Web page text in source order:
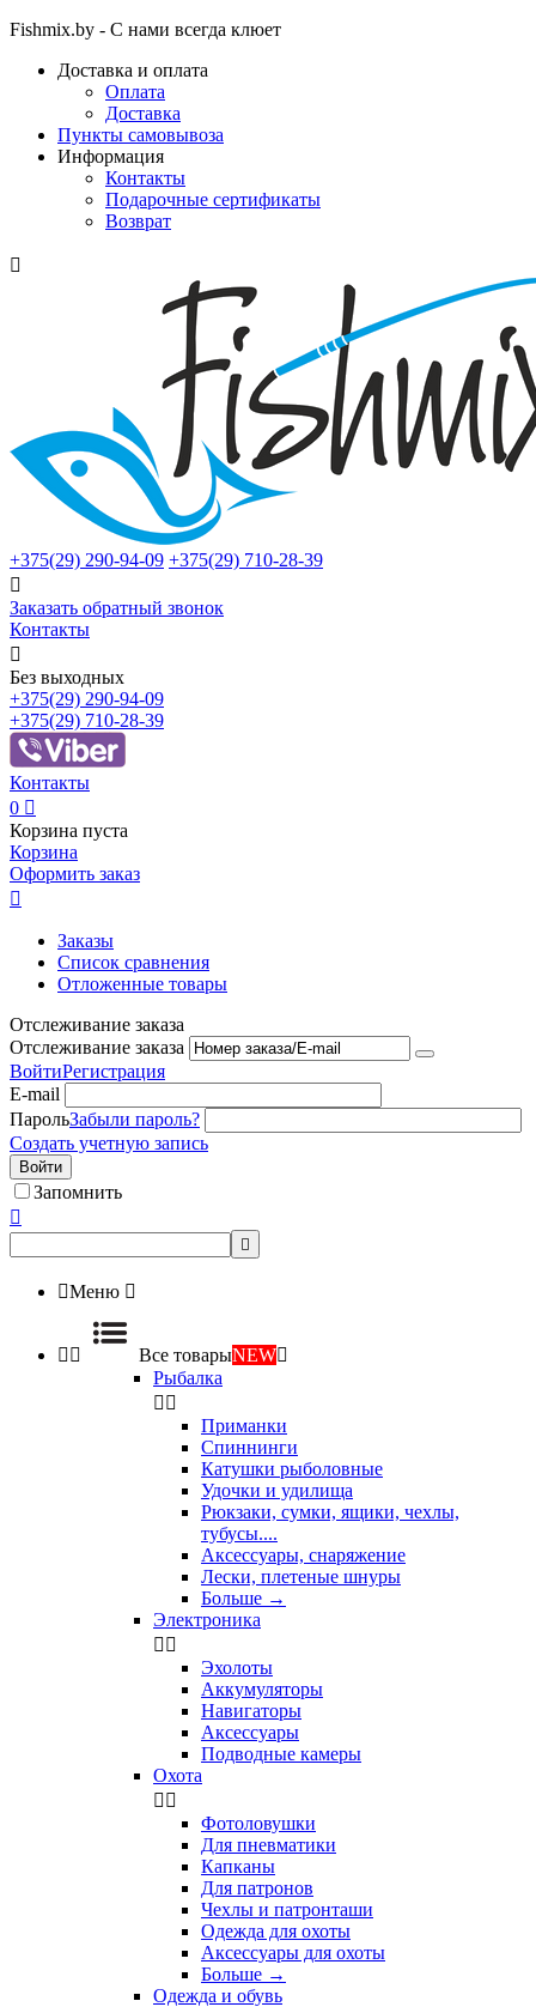
Fishmix.by - С нами всегда клюет
Доставка и оплата
Оплата
Доставка
Пункты самовывоза
Информация
Контакты
Подарочные сертификаты
Возврат

+375(29) 290-94-09 +375(29) 710-28-39

Заказать обратный звонок
Контакты

Без выходных
+375(29) 290-94-09
+375(29) 710-28-39
Контакты
0 
Корзина пуста
Корзина
Оформить заказ

Заказы
Список сравнения
Отложенные товары
Отслеживание заказа
Отслеживание заказа
ВойтиРегистрация
E-mail
ПарольЗабыли пароль?
Создать учетную запись
Войти
Запомнить


Меню 
  Все товарыNEW
Рыбалка
 
Приманки
Спиннинги
Катушки рыболовные
Удочки и удилища
Рюкзаки, сумки, ящики, чехлы,
тубусы....
Аксессуары, снаряжение
Лески, плетеные шнуры
Больше →
Электроника
 
Эхолоты
Аккумуляторы
Навигаторы
Аксессуары
Подводные камеры
Охота
 
Фотоловушки
Для пневматики
Капканы
Для патронов
Чехлы и патронташи
Одежда для охоты
Аксессуары для охоты
Больше →
Одежда и обувь